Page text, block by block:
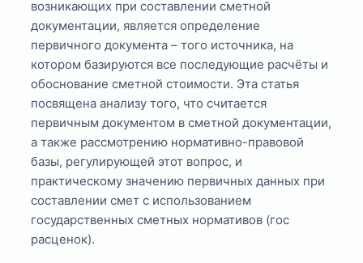
возникающих при составлении сметной
документации, является определение
первичного документа – того источника, на
котором базируются все последующие расчёты и
обоснование сметной стоимости. Эта статья
посвящена анализу того, что считается
первичным документом в сметной документации,
а также рассмотрению нормативно-правовой
базы, регулирующей этот вопрос, и
практическому значению первичных данных при
составлении смет с использованием
государственных сметных нормативов (гос
расценок).